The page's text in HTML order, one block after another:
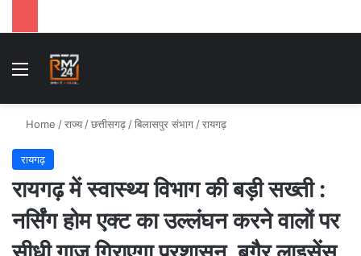
Menu
Home /राज्य /छत्तीसगढ़ /बिलासपुर संभाग /रायगढ़
रायगढ़
रायगढ़ में स्वास्थ्य विभाग की बड़ी सख्ती :
नर्सिंग होम एक्ट का उल्लंघन करने वालों पर